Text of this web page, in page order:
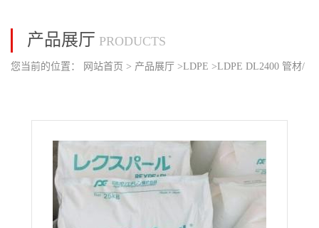
产品展厅 PRODUCTS
您当前的位置： 网站首页 > 产品展厅 >LDPE >LDPE DL2400 管材/